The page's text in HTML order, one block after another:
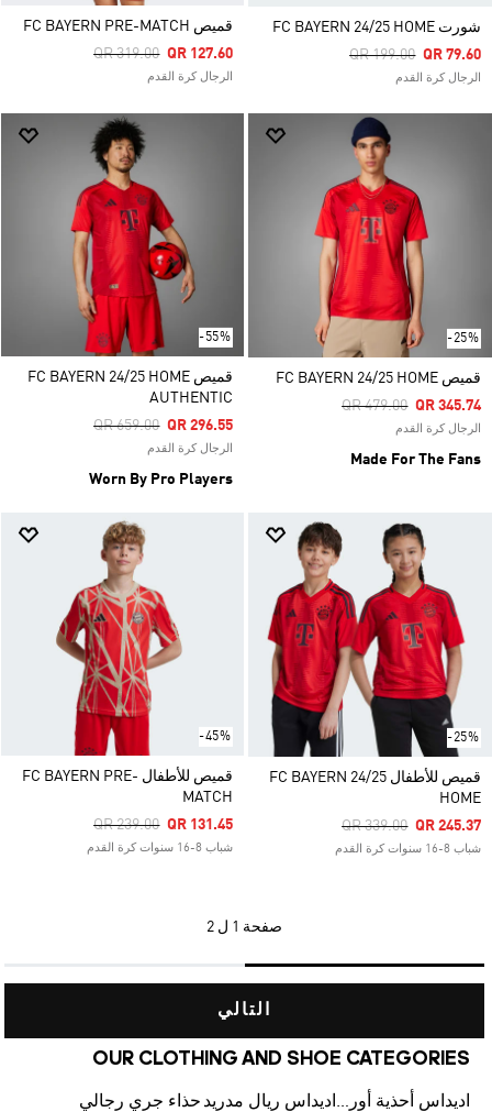
شورت FC BAYERN 24/25 HOME
Price Reduced From
QR 199.00ToQR 79.60
الرجال كرة القدم
قميص FC BAYERN PRE-MATCH
Price Reduced From
QR 319.00ToQR 127.60
الرجال كرة القدم
-25%
قميص FC BAYERN 24/25 HOME
Price Reduced From
QR 479.00ToQR 345.74
الرجال كرة القدم
Made For The Fans
-55%
قميص FC BAYERN 24/25 HOME
AUTHENTIC
Price Reduced From
QR 659.00ToQR 296.55
الرجال كرة القدم
Worn By Pro Players
-25%
قميص للأطفال FC BAYERN 24/25
HOME
Price Reduced From
QR 339.00ToQR 245.37
شباب 8-16 سنوات كرة القدم
-45%
قميص للأطفال FC BAYERN PRE-
MATCH
Price Reduced From
QR 239.00ToQR 131.45
شباب 8-16 سنوات كرة القدم
صفحة 1 ل 2
التالي
OUR CLOTHING AND SHOE CATEGORIES
اديداس أحذية أورجينالز اديداس ريال مدريد حذاء جري رجالي